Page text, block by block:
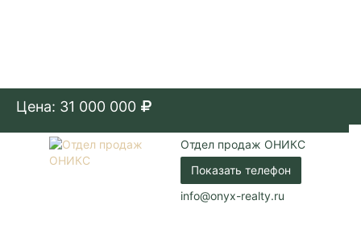
Цена: 31 000 000
Отдел продаж ОНИКС
Показать телефон
info@onyx-realty.ru